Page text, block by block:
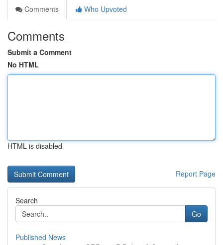
Comments
Who Upvoted
Comments
Submit a Comment
No HTML
HTML is disabled
Report Page
Search
Go
Published News